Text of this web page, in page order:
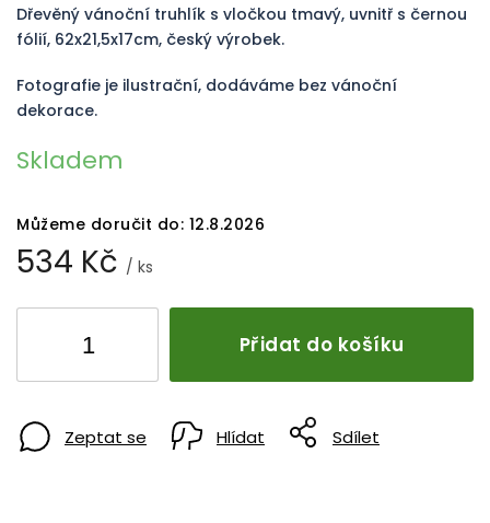
534 Kč / ks
Skladem
Můžeme doručit do: 12.8.2026
Přidat do košíku
Dřevěný vánoční truhlík s vločkou tmavý, uvnitř s černou
fólií, 62x21,5x17cm, český výrobek.
Fotografie je ilustrační, dodáváme bez vánoční
dekorace.
Zeptat se Hlídat Sdílet